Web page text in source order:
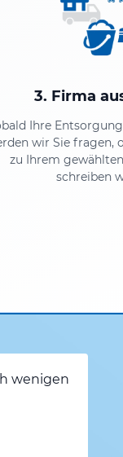
3. Firma
Ihre
wir Sie fragen,
zu Ihrem
schreiben
wenigen